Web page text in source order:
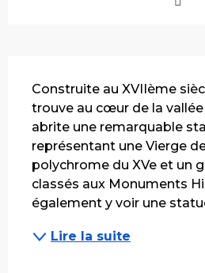
Construite au XVIIème
trouve au cœur de la
abrite une remarquable
représentant une Vierge
polychrome du XVe et un
classés aux Monuments
également y voir une
Lire la suite